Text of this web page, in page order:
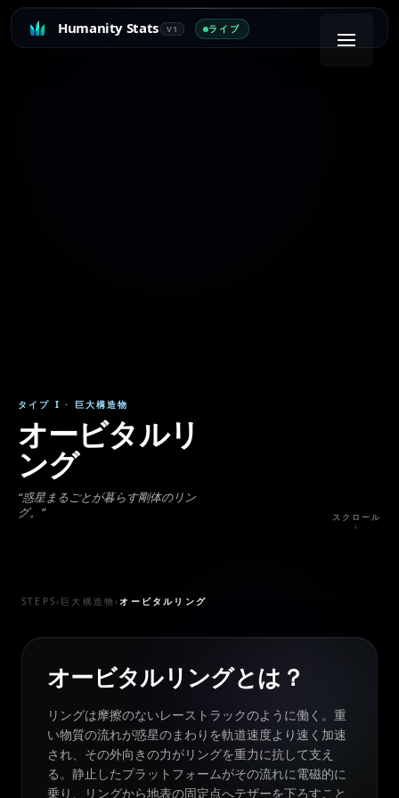
Humanity Stats V1 ライブ
タイプ I · 巨大構造物
オービタルリ
ング
“惑星まるごとが暮らす剛体のリン
グ。 ”
スクロール
↓
STEPS › 巨大構造物 ›オービタルリング
オービタルリングとは？
リングは摩擦のないレーストラックのように働く。重
い物質の流れが惑星のまわりを軌道速度より速く加速
され、その外向きの力がリングを重力に抗して支え
る。静止したプラットフォームがその流れに電磁的に
乗り、リングから地表の固定点へテザーを下ろすこと